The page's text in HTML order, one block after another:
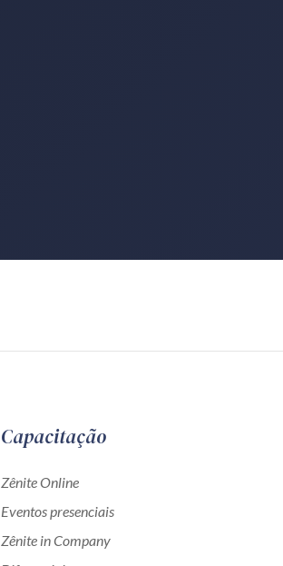
Capacitação
Zênite Online
Eventos presenciais
Zênite in Company